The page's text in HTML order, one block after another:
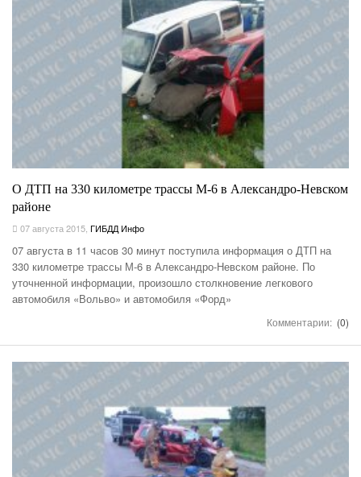
О ДТП на 330 километре трассы М-6 в Александро-Невском
районе
07 августа 2015 ГИБДД Инфо
07 августа в 11 часов 30 минут поступила информация о ДТП на
330 километре трассы М-6 в Александро-Невском районе. По
уточненной информации, произошло столкновение легкового
автомобиля «Вольво» и автомобиля «Форд»
Комментарии: (0)